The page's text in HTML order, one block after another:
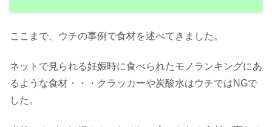
ここまで、ウチの事例で食材を述べてきました。
ネットで見られる妊娠時に食べられたモノランキングにあ
るような食材・・・クラッカーや炭酸水はウチではNGで
した。